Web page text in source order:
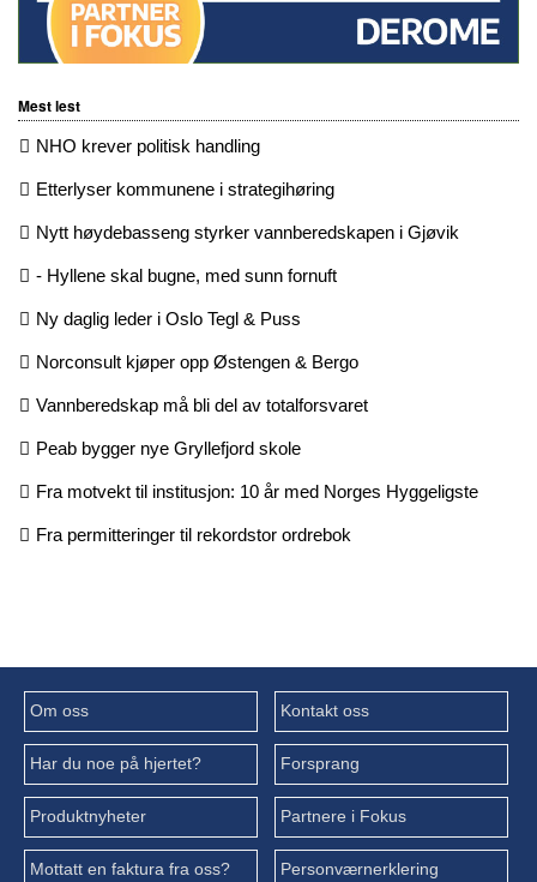
Mest lest
NHO krever politisk handling
Etterlyser kommunene i strategihøring
Nytt høydebasseng styrker vannberedskapen i Gjøvik
- Hyllene skal bugne, med sunn fornuft
Ny daglig leder i Oslo Tegl & Puss
Norconsult kjøper opp Østengen & Bergo
Vannberedskap må bli del av totalforsvaret
Peab bygger nye Gryllefjord skole
Fra motvekt til institusjon: 10 år med Norges Hyggeligste
Fra permitteringer til rekordstor ordrebok
Om oss Kontakt oss
Har du noe på hjertet? Forsprang
Produktnyheter Partnere i Fokus
Mottatt en faktura fra oss? Personværnerklering